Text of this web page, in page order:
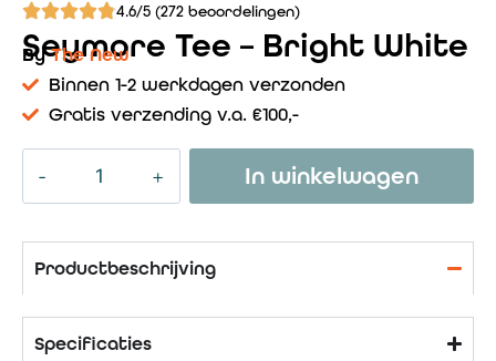
4.6/5 (272 beoordelingen)
Seymore Tee – Bright White
ByThe New
Binnen 1-2 werkdagen verzonden
Gratis verzending v.a. €100,-
In winkelwagen
Productbeschrijving
Specificaties